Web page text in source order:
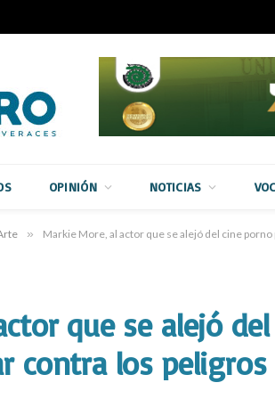
OPINIÓN NOTICIAS
» Markie More, al actor que se alejó del cine
que se alejó
contra los peligros